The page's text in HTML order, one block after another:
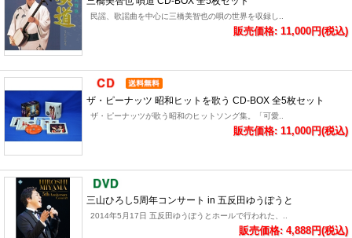
民謡、歌謡曲を中心に三橋美智也の唄の世界を収録し..
販売価格: 11,000円(税込)
ザ・ピーナッツ 昭和ヒットを歌う CD-BOX 全5枚セット
ザ・ピーナッツが歌う昭和のヒットソング集。「可愛..
販売価格: 11,000円(税込)
三山ひろし5周年コンサート in 五反田ゆうぽうと
2014年5月17日 五反田ゆうぽうとホールで行われた、..
販売価格: 4,888円(税込)